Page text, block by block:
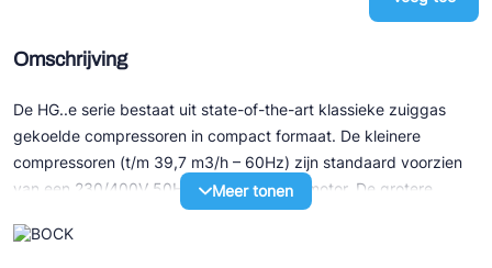
Omschrijving
De HG..e serie bestaat uit state-of-the-art klassieke zuiggas
gekoelde compressoren in compact formaat. De kleinere
compressoren (t/m 39,7 m3/h – 60Hz) zijn standaard voorzien
van een 230/400V 50Hz 3-fasen elektromotor. De grotere
modellen (v.a. 41,3 m3/h – 50Hz) hebben allen een 3x400V
50Hz part winding motor.
Meer tonen